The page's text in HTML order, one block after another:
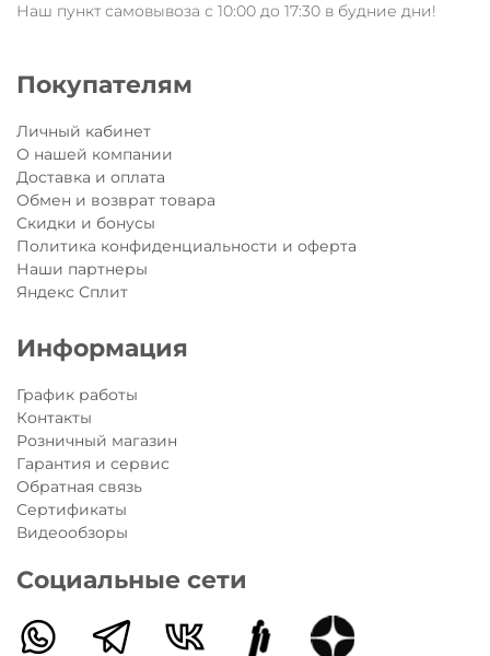
Наш пункт самовывоза с 10:00 до 17:30 в будние дни!
Покупателям
Личный кабинет
О нашей компании
Доставка и оплата
Обмен и возврат товара
Скидки и бонусы
Политика конфиденциальности и оферта
Наши партнеры
Яндекс Сплит
Информация
График работы
Контакты
Розничный магазин
Гарантия и сервис
Обратная связь
Сертификаты
Видеообзоры
Социальные сети